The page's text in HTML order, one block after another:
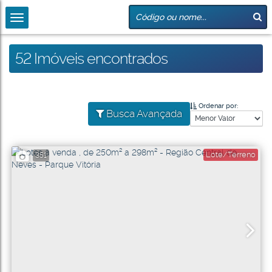
52 Imóveis encontrados
Busca Avançada
Ordenar por:
351 Lote/Terreno